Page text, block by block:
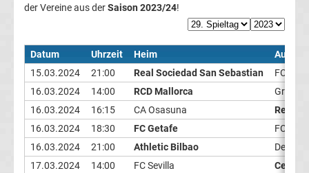
Pokal
Champions
League
Europa
der Vereine aus derSaison 2023/24!
Datum Uhrzeit Heim
15.03.2024
21:00 Real Sociedad San Sebastian
FC
16.03.2024
14:00 RCD Mallorca
16.03.2024
16:15 CA Osasuna
Real
16.03.2024
18:30 FC Getafe
FC
16.03.2024
21:00 Athletic Bilbao
17.03.2024
14:00 FC Sevilla
Celta